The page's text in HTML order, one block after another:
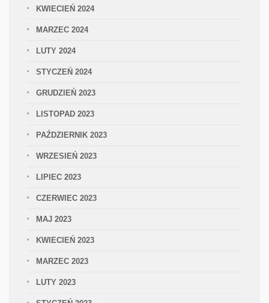
KWIECIEŃ 2024
MARZEC 2024
LUTY 2024
STYCZEŃ 2024
GRUDZIEŃ 2023
LISTOPAD 2023
PAŹDZIERNIK 2023
WRZESIEŃ 2023
LIPIEC 2023
CZERWIEC 2023
MAJ 2023
KWIECIEŃ 2023
MARZEC 2023
LUTY 2023